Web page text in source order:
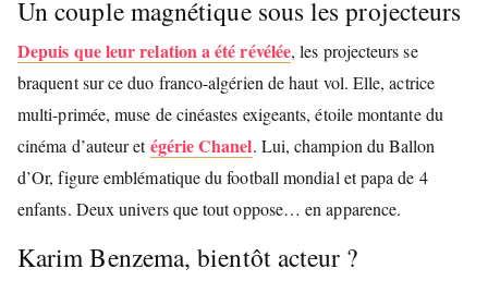
Un couple magnétique sous les projecteurs
Depuis que leur relation a été révélée, les projecteurs se
braquent sur ce duo franco-algérien de haut vol. Elle, actrice
multi-primée, muse de cinéastes exigeants, étoile montante du
cinéma d’auteur etégérie Chanel. Lui, champion du Ballon
d’Or, figure emblématique du football mondial et papa de 4
enfants. Deux univers que tout oppose… en apparence.
Karim Benzema, bientôt acteur ?